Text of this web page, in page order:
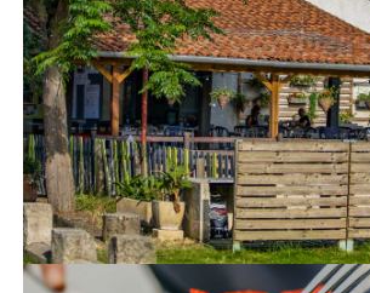
Les activités
Les infos pratiques